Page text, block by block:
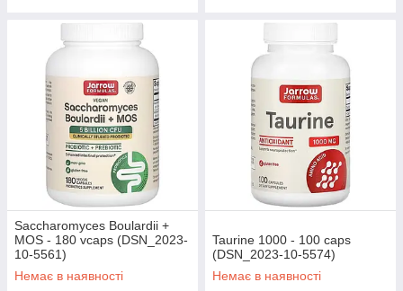
Saccharomyces Boulardii +
MOS - 180 vcaps (DSN_2023-
10-5561)
Немає в наявності
Taurine 1000 - 100 caps
(DSN_2023-10-5574)
Немає в наявності